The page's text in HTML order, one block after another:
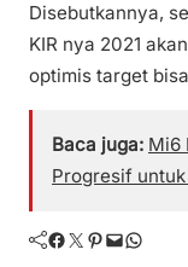
Disebutkannya,
KIR nya 2021
optimis target
Baca juga: Mi6
Progresif
Facebook Twitter Pinterest Mail WhatsApp